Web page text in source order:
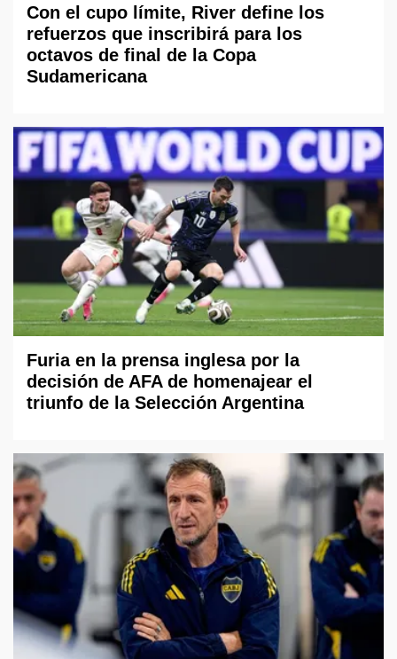
Con el cupo límite, River define los
refuerzos que inscribirá para los
octavos de final de la Copa
Sudamericana
Furia en la prensa inglesa por la
decisión de AFA de homenajear el
triunfo de la Selección Argentina